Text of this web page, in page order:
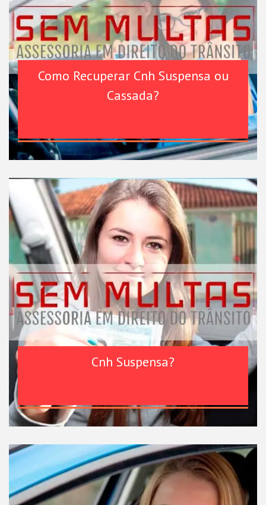
Como Recuperar Cnh Suspensa ou
Cassada?
Cnh Suspensa?